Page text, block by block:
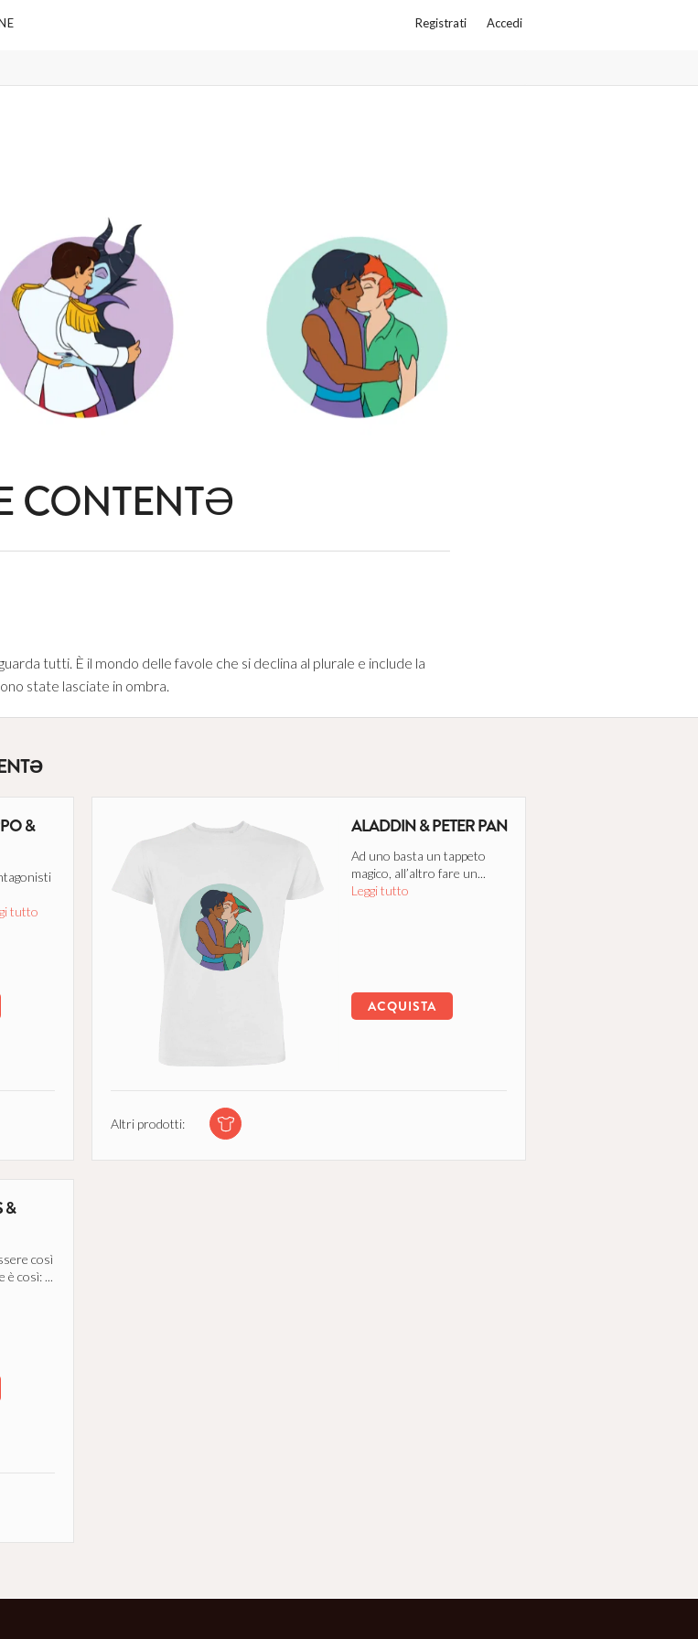
Registrati Accedi
CONTENTƏ
tutti. È il mondo delle favole che si declina al plurale e include la
state lasciate in ombra.
&
tutto
ALADDIN & PETER PAN
Ad uno basta un tappeto
magico, all’altro fare un...
Leggi tutto
ACQUISTA
Altri prodotti:
&
così
è così: ...